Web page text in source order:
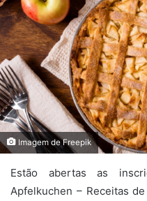
Imagem de Freepik
Estão abertas as
Apfelkuchen – Receitas